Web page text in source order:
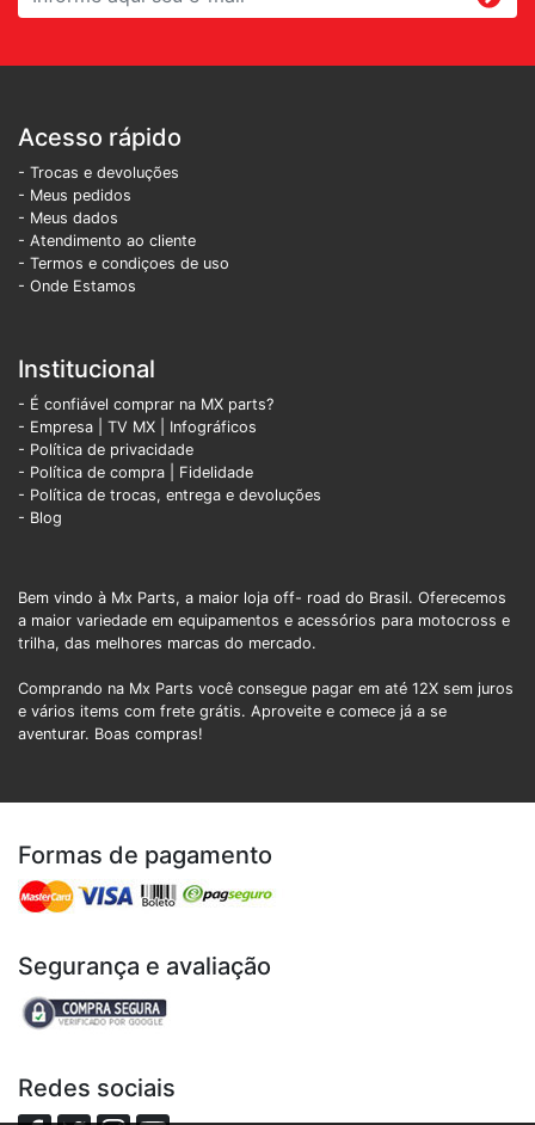
Acesso rápido
- Trocas e devoluções
- Meus pedidos
- Meus dados
- Atendimento ao cliente
- Termos e condiçoes de uso
- Onde Estamos
Institucional
- É confiável comprar na MX parts?
- Empresa
TV MX
Infográficos
- Política de privacidade
- Política de compra | Fidelidade
- Política de trocas, entrega e devoluções
- Blog
Bem vindo à Mx Parts, a maior loja off- road do Brasil. Oferecemos
a maior variedade em equipamentos e acessórios para motocross e
trilha, das melhores marcas do mercado.
Comprando na Mx Parts você consegue pagar em até 12X sem juros
e vários items com frete grátis. Aproveite e comece já a se
aventurar. Boas compras!
Formas de pagamento
Segurança e avaliação
Redes sociais